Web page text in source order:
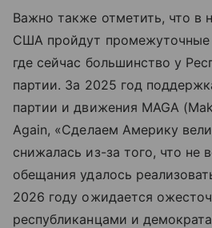
Важно также отметить, что в
США пройдут промежуточные
где сейчас большинство у
партии. За 2025 год
партии и движения MAGA
Again, «Сделаем Америку
снижалась из-за того, что не
обещания удалось
2026 году ожидается
республиканцами и